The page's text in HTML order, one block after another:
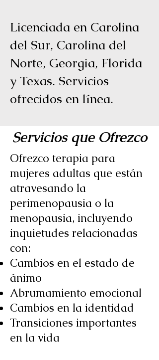
Licenciada en Carolina
del Sur, Carolina del
Norte, Georgia, Florida
y Texas. Servicios
ofrecidos en línea.
Servicios que Ofrezco
Ofrezco terapia para
mujeres adultas que están
atravesando la
perimenopausia o la
menopausia, incluyendo
inquietudes relacionadas
con:
Cambios en el estado de
ánimo
Abrumamiento emocional
Cambios en la identidad
Transiciones importantes
en la vida